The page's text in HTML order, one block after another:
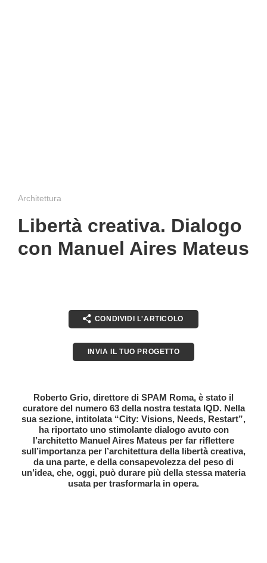
Architettura
Libertà creativa. Dialogo
con Manuel Aires Mateus
CONDIVIDI L'ARTICOLO
INVIA IL TUO PROGETTO
Roberto Grio, direttore di SPAM Roma, è stato il
curatore del numero 63 della nostra testata IQD. Nella
sua sezione, intitolata “City: Visions, Needs, Restart”,
ha riportato uno stimolante dialogo avuto con
l’architetto Manuel Aires Mateus per far riflettere
sull’importanza per l’architettura della libertà creativa,
da una parte, e della consapevolezza del peso di
un’idea, che, oggi, può durare più della stessa materia
usata per trasformarla in opera.